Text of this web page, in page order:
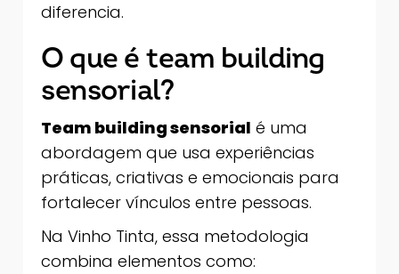
diferencia.
O que é team building
sensorial?
Team building sensorial é uma
abordagem que usa experiências
práticas, criativas e emocionais para
fortalecer vínculos entre pessoas.
Na Vinho Tinta, essa metodologia
combina elementos como: